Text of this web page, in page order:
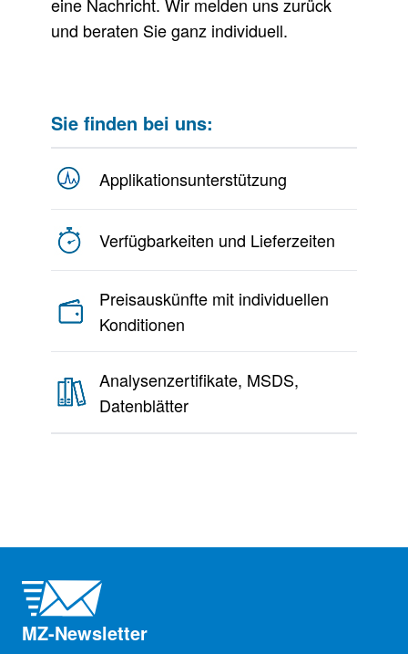
und beraten Sie ganz individuell.
Sie finden bei uns:
Applikationsunterstützung
Verfügbarkeiten und Lieferzeiten
Preisauskünfte mit individuellen
Konditionen
Analysenzertifikate, MSDS,
Datenblätter
MZ-Newsletter